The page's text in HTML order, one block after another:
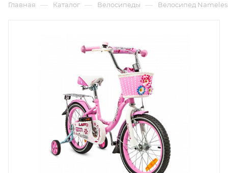
Главная — Каталог — Велосипеды — Велосипед